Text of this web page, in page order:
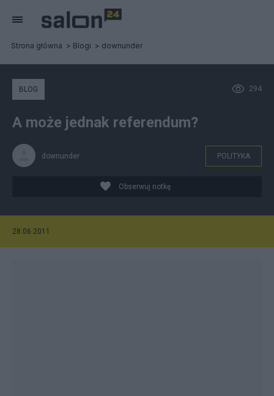
Strona główna Blogi downunder
294
BLOG
A może jednak referendum?
downunder POLITYKA
Obserwuj notkę
28.06.2011